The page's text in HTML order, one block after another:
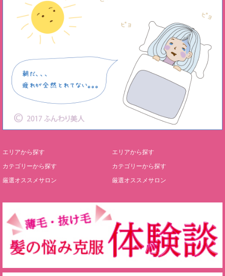
エリアから探す
カテゴリーから探す
厳選オススメサロン
エリアから探す
カテゴリーから探す
厳選オススメサロン